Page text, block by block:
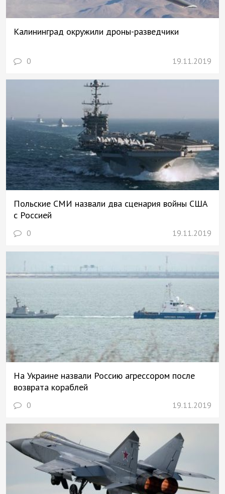
Калининград окружили дроны-разведчики
0 19.11.2019
Польские СМИ назвали два сценария войны США
с Россией
0 19.11.2019
На Украине назвали Россию агрессором после
возврата кораблей
0 19.11.2019